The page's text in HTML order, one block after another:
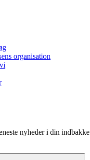
organisation
nyheder i din indbakke